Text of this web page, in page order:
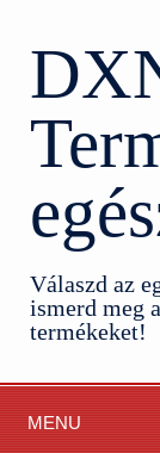
Válaszd az
ismerd meg
termékeket!
MENU